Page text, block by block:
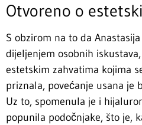
Otvoreno o
S obzirom na to da
dijeljenjem osobnih
estetskim zahvatima kojima
priznala, povećanje usana je
Uz to, spomenula je i
popunila podočnjake, što je,